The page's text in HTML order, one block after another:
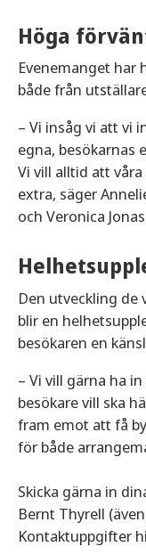
Höga
Evenemanget har
både från
– Vi insåg vi att vi
egna, besökarnas
Vi vill alltid att
extra, säger
och Veronica
Den utveckling de
blir en
besökaren en
– Vi vill gärna ha
besökare vill ska
fram emot att få
för både
Skicka gärna in
Bernt Thyrell
Kontaktuppgifter